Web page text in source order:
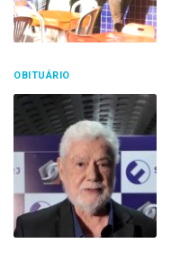
OBITUÁRIO